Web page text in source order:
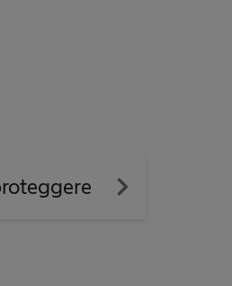
navigate_next